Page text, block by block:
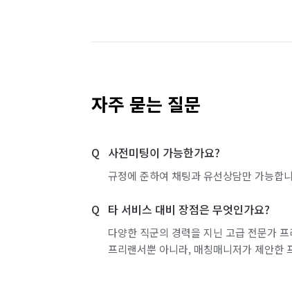
자주 묻는 질문
사전미팅이 가능한가요?
규정에 준하여 채팅과 유선상담만 가능합
타 서비스 대비 장점은 무엇인가요?
다양한 직군의 경력을 지닌 고급 전문가
프리랜서뿐 아니라, 매칭매니저가 제안한